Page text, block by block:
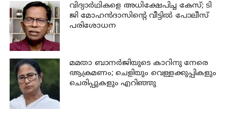
വിദ്യാര്‍ഥികളെ അധിക്ഷേപിച്ച കേസ്; ടി
ജി മോഹന്‍ദാസിന്റെ വീട്ടില്‍ പോലീസ്
പരിശോധന
മമതാ ബാനർജിയുടെ കാറിനു നേരെ
ആക്രമണം; ചെളിയും വെള്ളക്കുപ്പികളും
ചെരിപ്പുകളും എറിഞ്ഞു